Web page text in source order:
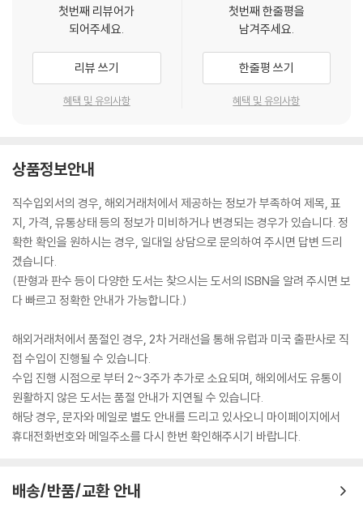
첫번째 리뷰어가
되어주세요.
리뷰 쓰기
혜택 및 유의사항
첫번째 한줄평을
남겨주세요.
한줄평 쓰기
혜택 및 유의사항
상품정보안내
직수입외서의 경우, 해외거래처에서 제공하는 정보가 부족하여 제목, 표
지, 가격, 유통상태 등의 정보가 미비하거나 변경되는 경우가 있습니다. 정
확한 확인을 원하시는 경우, 일대일 상담으로 문의하여 주시면 답변 드리
겠습니다.
(판형과 판수 등이 다양한 도서는 찾으시는 도서의 ISBN을 알려 주시면 보
다 빠르고 정확한 안내가 가능합니다.)
해외거래처에서 품절인 경우, 2차 거래선을 통해 유럽과 미국 출판사로 직
접 수입이 진행될 수 있습니다.
수입 진행 시점으로 부터 2~3주가 추가로 소요되며, 해외에서도 유통이
원활하지 않은 도서는 품절 안내가 지연될 수 있습니다.
해당 경우, 문자와 메일로 별도 안내를 드리고 있사오니 마이페이지에서
휴대전화번호와 메일주소를 다시 한번 확인해주시기 바랍니다.
배송/반품/교환 안내